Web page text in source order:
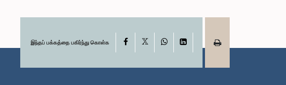
பி.ப. 1:33 - பி.ப. 1:39
இந்தப் பக்கத்தை பகிர்ந்து கொள்க Facebook WhatsAppLinkedIn